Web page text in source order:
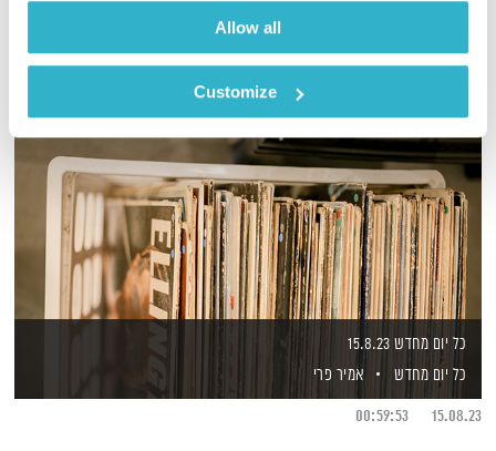
Allow all
Customize
כל יום מחדש 15.8.23
כל יום מחדש
אמיר פרי
15.08.23
00:59:53